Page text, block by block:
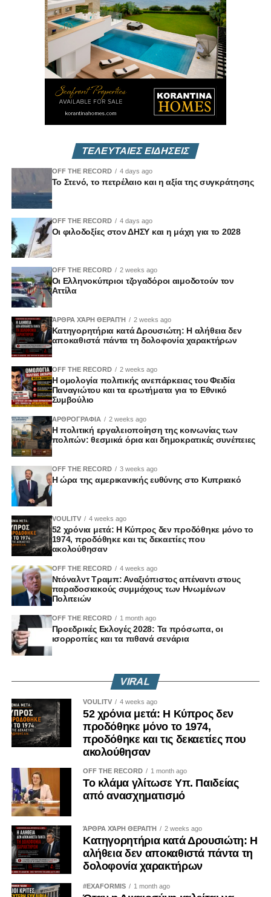
Και όμως, ακόμη και σήμερα, περισσότερο από έναν
αιώνα μετά, υπάρχουν ακόμη εκείνοι που επιχειρούν να
σχετικοποιήσουν, να αποσιωπήσουν ή να υποβαθμίσουν
το μέγεθος αυτής της ιστορικής τραγωδίας.
Αυτό δεν είναι απλώς ιστορικό λάθος.
Είναι προσβολή προς τους νεκρούς.
Γιατί πίσω από τους αριθμούς υπήρχαν άνθρωποι.
Υπήρχαν παιδιά που δεν πρόλαβαν να μεγαλώσουν.
Υπήρχαν μανάδες που έχασαν τα παιδιά τους. Υπήρχαν
άνθρωποι που έφυγαν χωρίς να πάρουν τίποτε μαζί τους
παρά μόνο τις εικόνες τους και την ψυχή τους.
Και το πιο επικίνδυνο δεν είναι μόνο η λήθη.
Είναι όταν οι κοινωνίες θυμούνται ορισμένες γενοκτονίες
και σιωπούν για άλλες. Όταν η ιστορική αλήθεια
υποτάσσεται σε γεωπολιτικά συμφέροντα. Όταν οι νεκροί
αποκτούν διαφορετική αξία ανάλογα με τη συγκυρία.
Η αναγνώριση της Γενοκτονίας των Ποντίων δεν αποτελεί
πράξη εθνικής υπερηφάνειας μόνο. Είναι πράξη ιστορικής
και ηθικής ευθύνης.
Το 1994, η Κυπριακή Βουλή προχώρησε στην υιοθέτηση
ψηφίσματος για την αναγνώριση της Γενοκτονίας των
Ποντίων. Μια σημαντική απόφαση, αλλά χωρίς τότε τη
νομική ισχύ που θα έδινε ακόμη μεγαλύτερο βάρος και
θεσμική κατοχύρωση στη μνήμη.
Χρειάστηκαν περισσότερες από τρεις δεκαετίες ώστε να
γίνει το αυτονόητο.
Τον Ιούνιο του 2025, η Βουλή των Αντιπροσώπων
προχώρησε στην αναβάθμιση του προηγούμενου
ψηφίσματος σε επίσημο νόμο του κράτους, τον Νόμο
117(Ι)/2025, μετά από πρόταση του Κινήματος
Οικολόγων.
Η απόφαση αυτή δεν είναι μια τυπική νομοθετική πράξη.
Είναι μήνυμα.
Μήνυμα ότι η ιστορική μνήμη δεν διαπραγματεύεται.
Μήνυμα ότι η αλήθεια δεν μπορεί να μένει εγκλωβισμένη
σε συμβολικές αναφορές.
Μήνυμα ότι τα εγκλήματα κατά της ανθρωπότητας δεν
Γιατί οι κοινωνίες που ξεχνούν, επαναλαμβάνουν.
Και οι κοινωνίες που φοβούνται να πουν την αλήθεια,
αφήνουν χώρο στους αρνητές της ιστορίας να
ξαναγράψουν το παρελθόν.
Σήμερα, λοιπόν, η 19η Μαΐου δεν είναι απλώς ημέρα
πένθους.
ΤΕΛΕΥΤΑΙΕΣ ΕΙΔΗΣΕΙΣ
OFF THE RECORD 4 days ago
Το Στενό, το πετρέλαιο και η αξία της συγκράτησης
OFF THE RECORD 4 days ago
Οι φιλοδοξίες στον ΔΗΣΥ και η μάχη για το 2028
OFF THE RECORD 2 weeks ago
Οι Ελληνοκύπριοι τζογαδόροι αιμοδοτούν τον
Αττίλα
ΆΡΘΡΑ ΧΆΡΗ ΘΕΡΑΠΉ 2 weeks ago
Κατηγορητήρια κατά Δρουσιώτη: Η αλήθεια δεν
αποκαθιστά πάντα τη δολοφονία χαρακτήρων
OFF THE RECORD 2 weeks ago
Η ομολογία πολιτικής ανεπάρκειας του Φειδία
Παναγιώτου και τα ερωτήματα για το Εθνικό
Συμβούλιο
ΑΡΘΡΟΓΡΑΦΙΑ 2 weeks ago
Η πολιτική εργαλειοποίηση της κοινωνίας των
πολιτών: θεσμικά όρια και δημοκρατικές συνέπειες
OFF THE RECORD 3 weeks ago
Η ώρα της αμερικανικής ευθύνης στο Κυπριακό
VOULITV 4 weeks ago
52 χρόνια μετά: Η Κύπρος δεν προδόθηκε μόνο το
1974, προδόθηκε και τις δεκαετίες που
ακολούθησαν
OFF THE RECORD 4 weeks ago
Ντόναλντ Τραμπ: Αναξιόπιστος απέναντι στους
παραδοσιακούς συμμάχους των Ηνωμένων
Πολιτειών
OFF THE RECORD 1 month ago
Προεδρικές Εκλογές 2028: Τα πρόσωπα, οι
ισορροπίες και τα πιθανά σενάρια
VIRAL
VOULITV 4 weeks ago
52 χρόνια μετά: Η Κύπρος δεν
προδόθηκε μόνο το 1974,
προδόθηκε και τις δεκαετίες που
ακολούθησαν
OFF THE RECORD 1 month ago
Το κλάμα γλίτωσε Υπ. Παιδείας
από ανασχηματισμό
ΆΡΘΡΑ ΧΆΡΗ ΘΕΡΑΠΉ 2 weeks ago
Κατηγορητήρια κατά Δρουσιώτη: Η
αλήθεια δεν αποκαθιστά πάντα τη
δολοφονία χαρακτήρων
#EXAFORMIS 1 month ago